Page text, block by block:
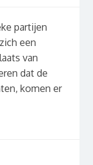
partijen
een
van
dat de
komen er